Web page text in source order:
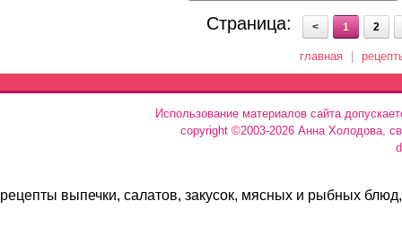
Страница:
< 1 2
главная
Использование материалов сайта
copyright ©2003-2026 Анна Холодова,
рецепты выпечки, салатов, закусок, мясных и рыбных